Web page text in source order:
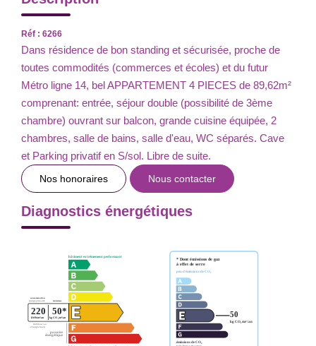
Réf : 6266
Dans résidence de bon standing et sécurisée, proche de
toutes commodités (commerces et écoles) et du futur
Métro ligne 14, bel APPARTEMENT 4 PIECES de 89,62m²
comprenant: entrée, séjour double (possibilité de 3ème
chambre) ouvrant sur balcon, grande cuisine équipée, 2
chambres, salle de bains, salle d'eau, WC séparés. Cave
et Parking privatif en S/sol. Libre de suite.
Nos honoraires Nous contacter
Diagnostics énergétiques